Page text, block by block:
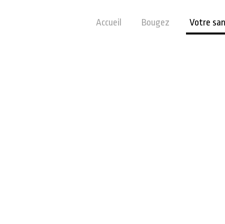
Accueil Bougez Votre